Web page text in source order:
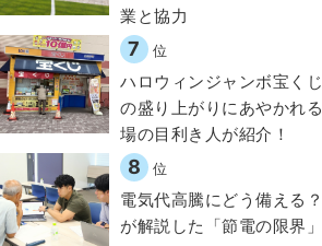
業と協力
7 位
ハロウィンジャンボ宝く
の盛り上がりにあやかれ
場の目利き人が紹介！
8 位
電気代高騰にどう備える
が解説した「節電の限界